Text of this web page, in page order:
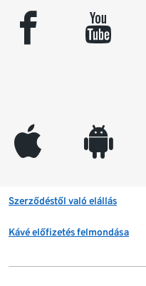
facebook youtube
appleinc android
Szerződéstől való elállás
Kávé előfizetés felmondása